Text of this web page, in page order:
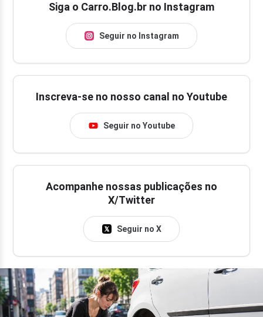
Siga o Carro.Blog.br no Instagram
Seguir no Instagram
Inscreva-se no nosso canal no Youtube
Seguir no Youtube
Acompanhe nossas publicações no
X/Twitter
Seguir no X